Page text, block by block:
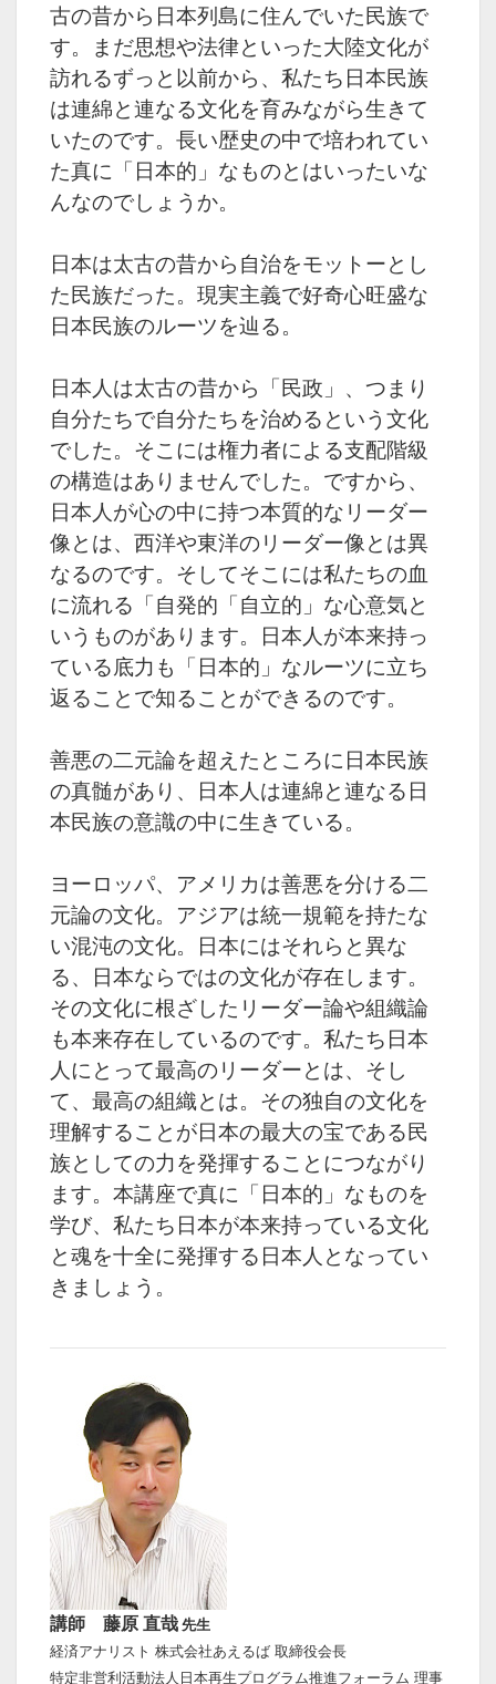
古の昔から日本列島に住んでいた民族で
す。
まだ思想や法律といった大陸文化が
訪れるずっと以前から、 私たち日本民族
は連綿と連なる文化を育みながら生きて
いたのです。 長い歴史の中で培われてい
た真に「日本的」なものとはいったいな
んなのでしょうか。
日本は太古の昔から自治をモットーとし
た民族だった。 現実主義で好奇心旺盛な
日本民族のルーツを辿る。
日本人は太古の昔から「民政」、つまり
自分たちで自分たちを治めるという文化
でした。 そこには権力者による支配階級
の構造はありませんでした。 ですから、
日本人が心の中に持つ本質的なリーダー
像とは、西洋や東洋のリーダー像とは異
なるのです。 そしてそこには私たちの血
に流れる「自発的「自立的」な心意気と
いうものがあります。
日本人が本来持っ
ている底力も「日本的」なルーツに立ち
返ることで知ることができるのです。
善悪の二元論を超えたところに日本民族
の真髄があり、
日本人は連綿と連なる日
本民族の意識の中に生きている。
ヨーロッパ、アメリカは善悪を分ける二
元論の文化。 アジアは統一規範を持たな
い混沌の文化。
日本にはそれらと異な
る、日本ならではの文化が存在します。
その文化に根ざしたリーダー論や組織論
も本来存在しているのです。 私たち日本
人にとって最高のリーダーとは、そし
て、最高の組織とは。 その独自の文化を
理解することが日本の最大の宝である民
族としての力を発揮することにつながり
ます。 本講座で真に「日本的」なものを
学び、 私たち日本が本来持っている文化
と魂を十全に発揮する日本人となってい
きましょう。
講師 藤原 直哉先生
経済アナリスト 株式会社あえるば 取締役会長
特定非営利活動法人日本再生プログラム推進フォーラム 理事